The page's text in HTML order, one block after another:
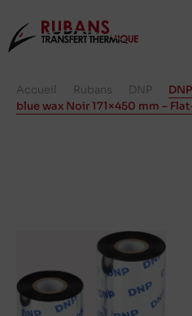
Accueil Rubans DNP
blue wax Noir 171×450 mm –